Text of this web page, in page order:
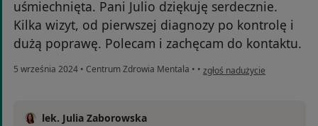
uśmiechnięta. Pani Julio dziękuję serdecznie.
Kilka wizyt, od pierwszej diagnozy po kontrolę i
dużą poprawę. Polecam i zachęcam do kontaktu.
5 września 2024 • Centrum Zdrowia Mentala • • w opinii użytkownika Oskar
zgłoś nadużycie
lek. Julia Zaborowska